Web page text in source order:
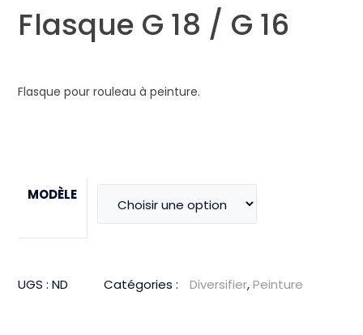
Flasque G 18 / G 16
Flasque pour rouleau à peinture.
MODÈLE
UGS :ND Catégories : Diversifier,Peinture